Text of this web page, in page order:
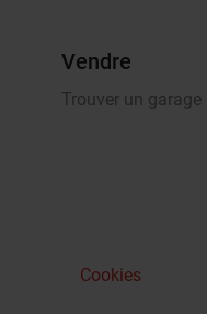
Vendre
Trouver un garage
Cookies